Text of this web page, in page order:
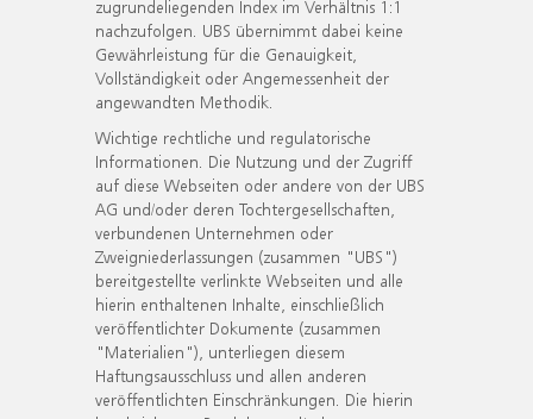
zugrundeliegenden Index im Verhältnis 1:1
nachzufolgen. UBS übernimmt dabei keine
Gewährleistung für die Genauigkeit,
Vollständigkeit oder Angemessenheit der
angewandten Methodik.
Wichtige rechtliche und regulatorische
Informationen. Die Nutzung und der Zugriff
auf diese Webseiten oder andere von der UBS
AG und/oder deren Tochtergesellschaften,
verbundenen Unternehmen oder
Zweigniederlassungen (zusammen "UBS")
bereitgestellte verlinkte Webseiten und alle
hierin enthaltenen Inhalte, einschließlich
veröffentlichter Dokumente (zusammen
"Materialien"), unterliegen diesem
Haftungsausschluss und allen anderen
veröffentlichten Einschränkungen. Die hierin